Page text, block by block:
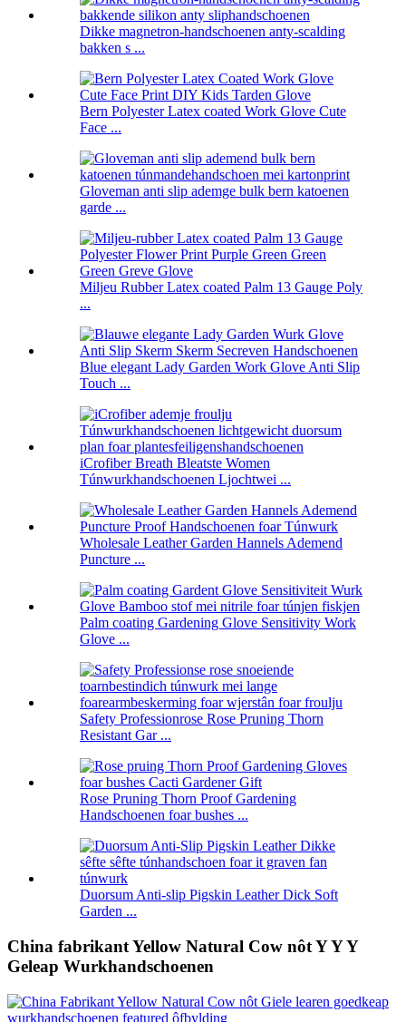
Dikke magnetron-handschoenen anty-scalding
bakken s ...
Bern Polyester Latex coated Work Glove Cute
Face ...
Gloveman anti slip ademge bulk bern katoenen
garde ...
Miljeu Rubber Latex coated Palm 13 Gauge Poly
...
Blue elegant Lady Garden Work Glove Anti Slip
Touch ...
iCrofiber Breath Bleatste Women
Túnwurkhandschoenen Ljochtwei ...
Wholesale Leather Garden Hannels Ademend
Puncture ...
Palm coating Gardening Glove Sensitivity Work
Glove ...
Safety Professionrose Rose Pruning Thorn
Resistant Gar ...
Rose Pruning Thorn Proof Gardening
Handschoenen foar bushes ...
Duorsum Anti-slip Pigskin Leather Dick Soft
Garden ...
China fabrikant Yellow Natural Cow nôt Y Y Y
Geleap Wurkhandschoenen